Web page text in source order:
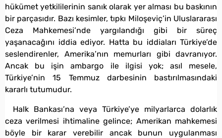
hükümet yetkililerinin sanık olarak yer alması bu baskının
bir parçasıdır. Bazı kesimler, tıpkı Miloşeviç’in Uluslararası
Ceza Mahkemesi’nde yargılandığı gibi bir süreç
yaşanacağını iddia ediyor. Hatta bu iddiaları Türkiye’de
seslendirenler, Amerika’nın memurları gibi davranıyor.
Ancak bu işin ambargo ile ilgisi yok; asıl mesele,
Türkiye’nin 15 Temmuz darbesinin bastırılmasındaki
kararlı tutumudur.
Halk Bankası’na veya Türkiye’ye milyarlarca dolarlık
ceza verilmesi ihtimaline gelince; Amerikan mahkemesi
böyle bir karar verebilir ancak bunun uygulanması